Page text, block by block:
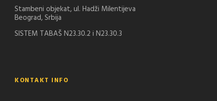
Stambeni objekat, ul. Hadži Milentijeva
Beograd, Srbija
SISTEM TABAŠ N23.30.2 i N23.30.3
KONTAKT INFO